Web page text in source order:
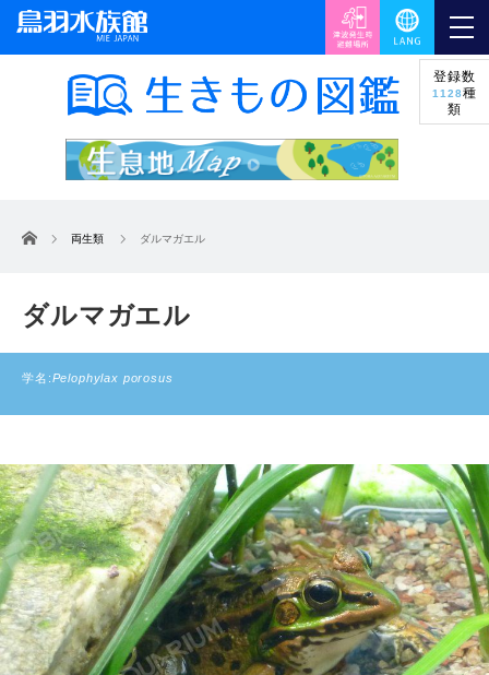
登録数
1128種
類
ホーム 両生類 ダルマガエル
ダルマガエル
学名:Pelophylax porosus